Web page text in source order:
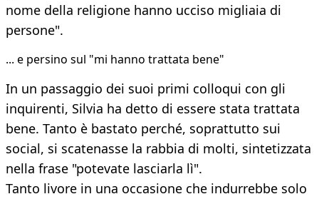
nome della religione hanno ucciso migliaia di
persone".
... e persino sul "mi hanno trattata bene"
In un passaggio dei suoi primi colloqui con gli
inquirenti, Silvia ha detto di essere stata trattata
bene. Tanto è bastato perché, soprattutto sui
social, si scatenasse la rabbia di molti, sintetizzata
nella frase "potevate lasciarla lì".
Tanto livore in una occasione che indurrebbe solo